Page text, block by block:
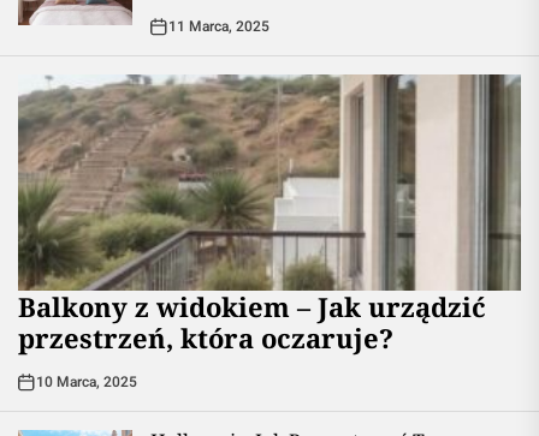
11 Marca, 2025
Balkony z widokiem – Jak urządzić
przestrzeń, która oczaruje?
10 Marca, 2025